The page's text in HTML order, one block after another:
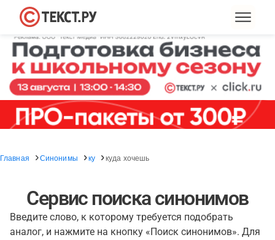
Главная Синонимы ку куда хочешь
Сервис поиска синонимов
Введите слово, к которому требуется подобрать
аналог, и нажмите на кнопку «Поиск синонимов». Для